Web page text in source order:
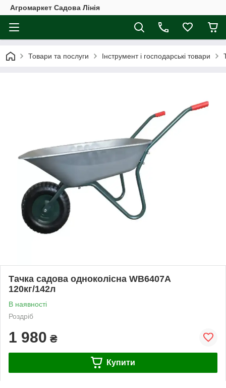
Агромаркет Садова Лінія
Товари та послуги Інструмент і господарські товари
Тачка садова одноколісна WB6407A
120кг/142л
В наявності
Роздріб
1 980 ₴
Купити